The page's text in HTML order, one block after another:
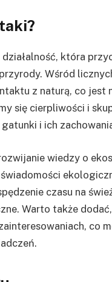
która
Wśród
z naturą, co jest
się cierpliwości i
i ich
wiedzy o
czasu na
Warto także
co